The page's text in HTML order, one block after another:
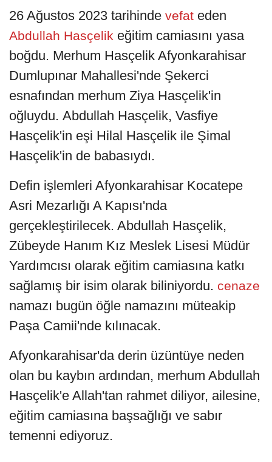
26 Ağustos 2023 tarihinde vefat eden
Abdullah Hasçelik eğitim camiasını yasa
boğdu. Merhum Hasçelik Afyonkarahisar
Dumlupınar Mahallesi'nde Şekerci
esnafından merhum Ziya Hasçelik'in
oğluydu. Abdullah Hasçelik, Vasfiye
Hasçelik'in eşi Hilal Hasçelik ile Şimal
Hasçelik'in de babasıydı.
Defin işlemleri Afyonkarahisar Kocatepe
Asri Mezarlığı A Kapısı'nda
gerçekleştirilecek. Abdullah Hasçelik,
Zübeyde Hanım Kız Meslek Lisesi Müdür
Yardımcısı olarak eğitim camiasına katkı
sağlamış bir isim olarak biliniyordu. cenaze
namazı bugün öğle namazını müteakip
Paşa Camii'nde kılınacak.
Afyonkarahisar'da derin üzüntüye neden
olan bu kaybın ardından, merhum Abdullah
Hasçelik'e Allah'tan rahmet diliyor, ailesine,
eğitim camiasına başsağlığı ve sabır
temenni ediyoruz.